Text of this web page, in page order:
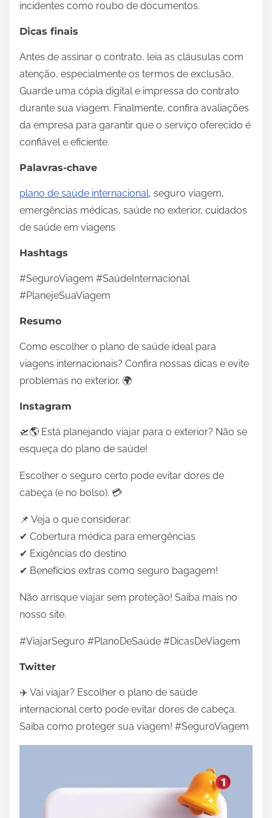
incidentes como roubo de documentos.
Dicas finais
Antes de assinar o contrato, leia as cláusulas com
atenção, especialmente os termos de exclusão.
Guarde uma cópia digital e impressa do contrato
durante sua viagem. Finalmente, confira avaliações
da empresa para garantir que o serviço oferecido é
confiável e eficiente.
Palavras-chave
plano de saúde internacional, seguro viagem,
emergências médicas, saúde no exterior, cuidados
de saúde em viagens
Hashtags
#SeguroViagem #SaúdeInternacional
#PlanejeSuaViagem
Resumo
Como escolher o plano de saúde ideal para
viagens internacionais? Confira nossas dicas e evite
problemas no exterior. 🌍
Instagram
🛫🌎 Está planejando viajar para o exterior? Não se
esqueça do plano de saúde!
Escolher o seguro certo pode evitar dores de
cabeça (e no bolso). 💳
📌 Veja o que considerar:
✔ Cobertura médica para emergências
✔ Exigências do destino
✔ Benefícios extras como seguro bagagem!
Não arrisque viajar sem proteção! Saiba mais no
nosso site.
#ViajarSeguro #PlanoDeSaúde #DicasDeViagem
Twitter
✈️ Vai viajar? Escolher o plano de saúde
internacional certo pode evitar dores de cabeça.
Saiba como proteger sua viagem! #SeguroViagem